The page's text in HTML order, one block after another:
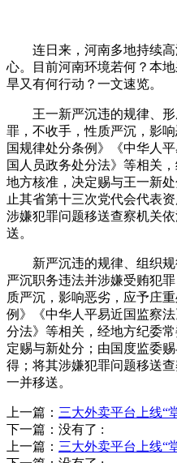
连日来，河南多地持续高
心。目前河南环境若何？本
旱又有何行动？一文速览。
王一新严沉违的规律、形
罪，不收手，性质严沉，影
国规律处分条例》《中华人
国人员政务处分法》等相关
地方核准，决定赐与王一新
止其省第十三次党代会代表
涉嫌犯罪问题移送查察机关
送。
新严沉违的规律、组织规
严沉职务违法并涉嫌受贿犯
质严沉，影响恶劣，应予庄
例》《中华人平易近国监察
分法》等相关，经地方纪委
定赐与新处分；由国度监委
得；将其涉嫌犯罪问题移送
一并移送。
上一篇： 三大外卖平台上线“
下一篇：没有了 :
上一篇： 三大外卖平台上线“